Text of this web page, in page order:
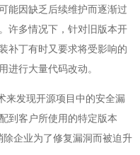
能因缺乏后续维护而逐渐过
许多情况下，针对旧版本开
补丁有时又要求将受影响的
进行大量代码改动。
来发现开源项目中的安全漏
到客户所使用的特定版本
除企业为了修复漏洞而被迫升